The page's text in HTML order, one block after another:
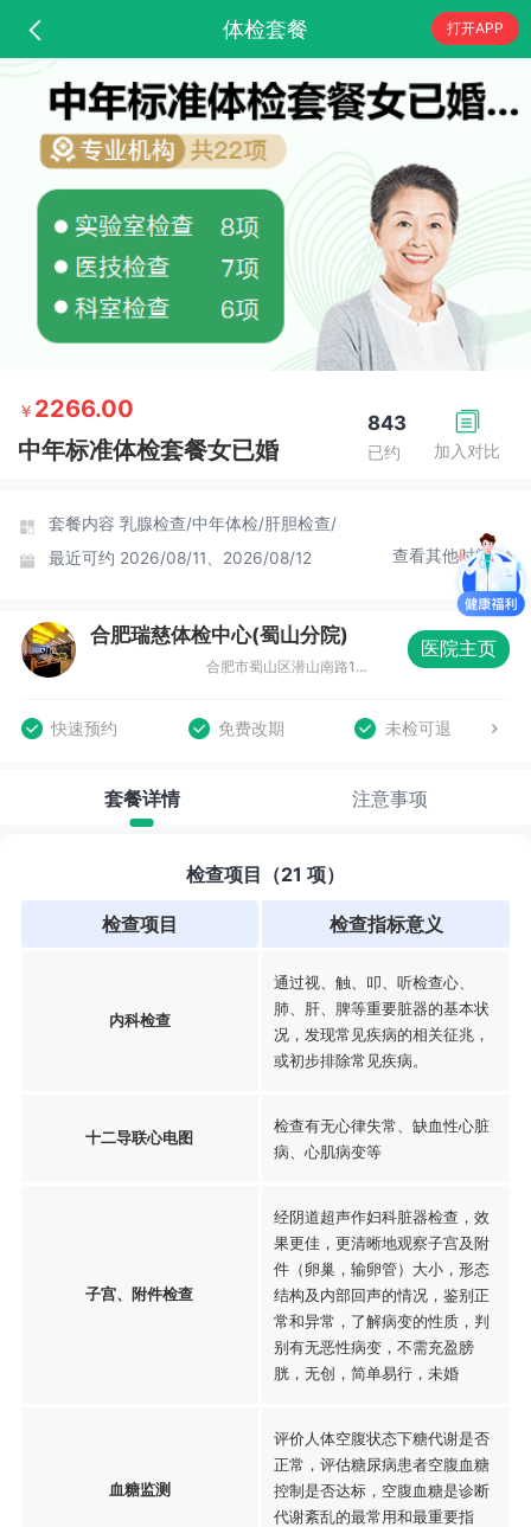
体检套餐 打开APP
加入对比
843
已约
￥ 2266.00
中年标准体检套餐女已婚
套餐内容 乳腺检查/中年体检/肝胆检查/
最近可约 2026/08/11、2026/08/12 查看其他时间
合肥瑞慈体检中心(蜀山分院)
合肥市蜀山区潜山南路188号蔚蓝商务港城市广场F座3-4层
医院主页
快速预约 免费改期 未检可退
套餐详情 注意事项
检查项目（21 项）
检查项目 检查指标意义
内科检查
通过视、触、叩、听检查心、
肺、肝、脾等重要脏器的基本状
况，发现常见疾病的相关征兆，
或初步排除常见疾病。
十二导联心电图
检查有无心律失常、缺血性心脏
病、心肌病变等
子宫、附件检查
经阴道超声作妇科脏器检查，效
果更佳，更清晰地观察子宫及附
件（卵巢，输卵管）大小，形态
结构及内部回声的情况，鉴别正
常和异常，了解病变的性质，判
别有无恶性病变，不需充盈膀
胱，无创，简单易行，未婚
血糖监测
评价人体空腹状态下糖代谢是否
正常，评估糖尿病患者空腹血糖
控制是否达标，空腹血糖是诊断
代谢紊乱的最常用和最重要指